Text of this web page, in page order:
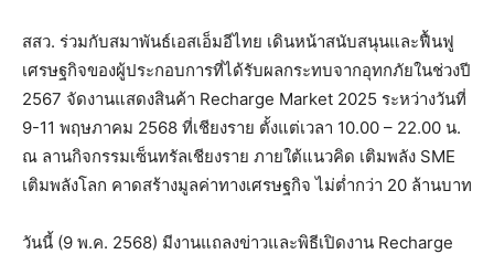
สสว. ร่วมกับสมาพันธ์เอสเอ็มอีไทย เดินหน้าสนับสนุนและฟื้นฟู
เศรษฐกิจของผู้ประกอบการที่ได้รับผลกระทบจากอุทกภัยในช่วงปี
2567 จัดงานแสดงสินค้า Recharge Market 2025 ระหว่างวันที่
9-11 พฤษภาคม 2568 ที่เชียงราย ตั้งแต่เวลา 10.00 – 22.00 น.
ณ ลานกิจกรรมเซ็นทรัลเชียงราย ภายใต้แนวคิด เติมพลัง SME
เติมพลังโลก คาดสร้างมูลค่าทางเศรษฐกิจ ไม่ต่ำกว่า 20 ล้านบาท
วันนี้ (9 พ.ค. 2568) มีงานแถลงข่าวและพิธีเปิดงาน Recharge